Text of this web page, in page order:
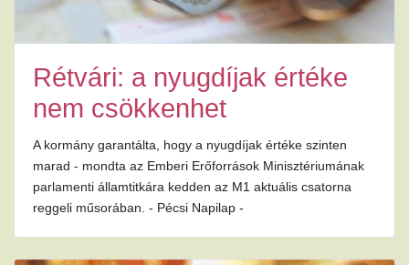
Rétvári: a nyugdíjak értéke
nem csökkenhet
A kormány garantálta, hogy a nyugdíjak értéke szinten
marad - mondta az Emberi Erőforrások Minisztériumának
parlamenti államtitkára kedden az M1 aktuális csatorna
reggeli műsorában. - Pécsi Napilap -